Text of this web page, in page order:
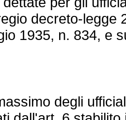
decreto-legge
1935, n. 834, e
degli